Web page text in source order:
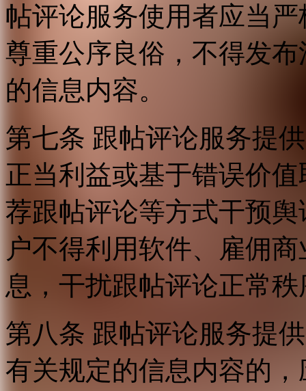
帖评论服务使用者应当
尊重公序良俗，不得发
的信息内容。
第七条 跟帖评论服务提
正当利益或基于错误价
荐跟帖评论等方式干预
户不得利用软件、雇佣
息，干扰跟帖评论正常
第八条 跟帖评论服务提
有关规定的信息内容的